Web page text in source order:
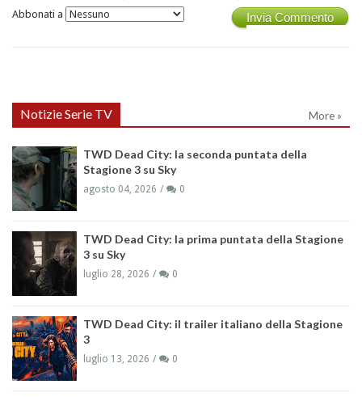
Invia Commento
Abbonati a
Notizie Serie TV More »
TWD Dead City: la seconda puntata della
Stagione 3 su Sky
agosto 04, 2026 0
TWD Dead City: la prima puntata della Stagione
3 su Sky
luglio 28, 2026 0
TWD Dead City: il trailer italiano della Stagione
3
luglio 13, 2026 0